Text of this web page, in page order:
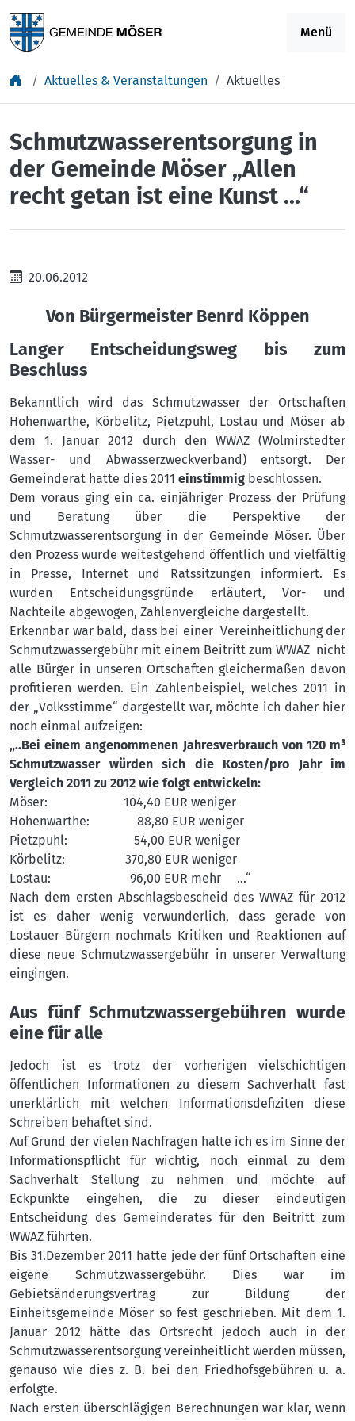
Menü
Aktuelles & Veranstaltungen Aktuelles
Schmutzwasserentsorgung in
der Gemeinde Möser „Allen
recht getan ist eine Kunst …“
20.06.2012
Von Bürgermeister Benrd Köppen
Langer Entscheidungsweg bis zum
Beschluss
Bekanntlich wird das Schmutzwasser der Ortschaften
Hohenwarthe, Körbelitz, Pietzpuhl, Lostau und Möser ab
dem 1. Januar 2012 durch den WWAZ (Wolmirstedter
Wasser- und Abwasserzweckverband) entsorgt. Der
Gemeinderat hatte dies 2011 einstimmig beschlossen.
Dem voraus ging ein ca. einjähriger Prozess der Prüfung
und Beratung über die Perspektive der
Schmutzwasserentsorgung in der Gemeinde Möser. Über
den Prozess wurde weitestgehend öffentlich und vielfältig
in Presse, Internet und Ratssitzungen informiert. Es
wurden Entscheidungsgründe erläutert, Vor- und
Nachteile abgewogen, Zahlenvergleiche dargestellt.
Erkennbar war bald, dass bei einer Vereinheitlichung der
Schmutzwassergebühr mit einem Beitritt zum WWAZ nicht
alle Bürger in unseren Ortschaften gleichermaßen davon
profitieren werden. Ein Zahlenbeispiel, welches 2011 in
der „Volksstimme“ dargestellt war, möchte ich daher hier
noch einmal aufzeigen:
„..Bei einem angenommenen Jahresverbrauch von 120 m³
Schmutzwasser würden sich die Kosten/pro Jahr im
Vergleich 2011 zu 2012 wie folgt entwickeln:
Möser: 104,40 EUR weniger
Hohenwarthe: 88,80 EUR weniger
Pietzpuhl: 54,00 EUR weniger
Körbelitz: 370,80 EUR weniger
Lostau: 96,00 EUR mehr …“
Nach dem ersten Abschlagsbescheid des WWAZ für 2012
ist es daher wenig verwunderlich, dass gerade von
Lostauer Bürgern nochmals Kritiken und Reaktionen auf
diese neue Schmutzwassergebühr in unserer Verwaltung
eingingen.
Aus fünf Schmutzwassergebühren wurde
eine für alle
Jedoch ist es trotz der vorherigen vielschichtigen
öffentlichen Informationen zu diesem Sachverhalt fast
unerklärlich mit welchen Informationsdefiziten diese
Schreiben behaftet sind.
Auf Grund der vielen Nachfragen halte ich es im Sinne der
Informationspflicht für wichtig, noch einmal zu dem
Sachverhalt Stellung zu nehmen und möchte auf
Eckpunkte eingehen, die zu dieser eindeutigen
Entscheidung des Gemeinderates für den Beitritt zum
WWAZ führten.
Bis 31.Dezember 2011 hatte jede der fünf Ortschaften eine
eigene Schmutzwassergebühr. Dies war im
Gebietsänderungsvertrag zur Bildung der
Einheitsgemeinde Möser so fest geschrieben. Mit dem 1.
Januar 2012 hätte das Ortsrecht jedoch auch in der
Schmutzwasserentsorgung vereinheitlicht werden müssen,
genauso wie dies z. B. bei den Friedhofsgebühren u. a.
erfolgte.
Nach ersten überschlägigen Berechnungen war klar, wenn